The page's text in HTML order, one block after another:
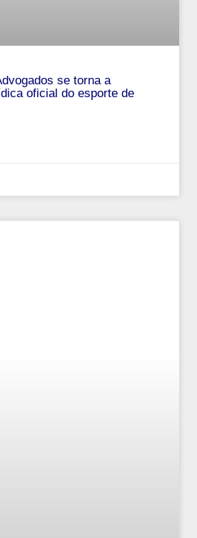
se torna a
oficial do esporte de